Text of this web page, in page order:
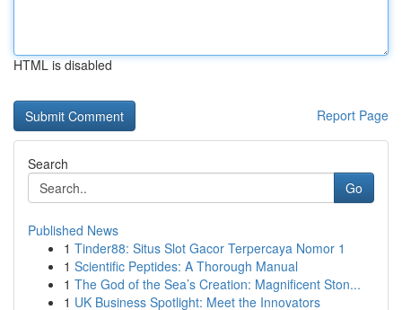
HTML is disabled
Report Page
Search
Go
Published News
1 Tinder88: Situs Slot Gacor Terpercaya Nomor 1
1 Scientific Peptides: A Thorough Manual
1 The God of the Sea’s Creation: Magnificent Ston...
1 UK Business Spotlight: Meet the Innovators